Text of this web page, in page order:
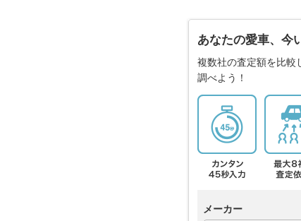
あなたの愛車、今
複数社の査定額を比較
調べよう！
メーカー